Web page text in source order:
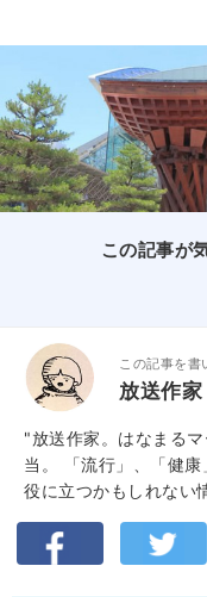
この記事が
この記事を書
放送作
"放送作家。はなまる
当。 「流行」、「健
役に立つかもしれない